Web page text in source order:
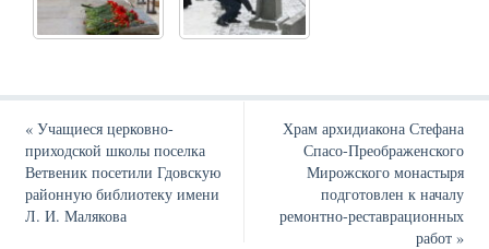
«Учащиеся церковно-
приходской школы поселка
Ветвеник посетили Гдовскую
районную библиотеку имени
Л. И. Малякова
Храм архидиакона Стефана
Спасо-Преображенского
Мирожского монастыря
подготовлен к началу
ремонтно-реставрационных
работ»